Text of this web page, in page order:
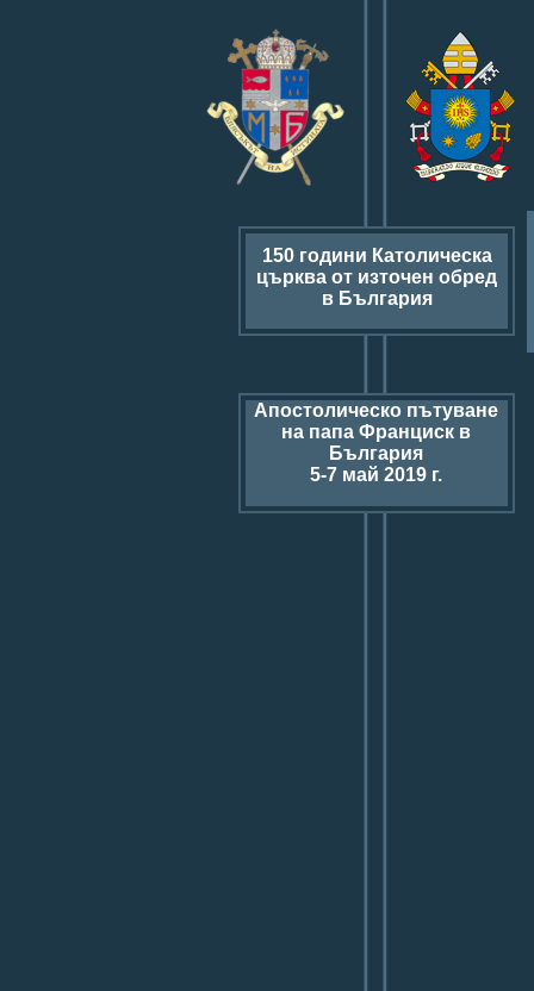
150 години Католическа
църква от източен обред
в България
Апостолическо пътуване
на папа Франциск в
България
5-7 май 2019 г.